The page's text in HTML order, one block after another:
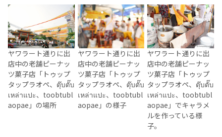
ヤワラート通りに出
店中の老舗ピーナッ
ツ菓子店「トゥップ
タップラオペ、ตุ๊บตั๊บ
เหล่าแปะ、toobtubl
aopae」の場所
ヤワラート通りに出
店中の老舗ピーナッ
ツ菓子店「トゥップ
タップラオペ、ตุ๊บตั๊บ
เหล่าแปะ、toobtubl
aopae」の様子
ヤワラート通りに出
店中の老舗ピーナッ
ツ菓子店「トゥップ
タップラオペ、ตุ๊บตั๊บ
เหล่าแปะ、toobtubl
aopae」でキャラメ
ルを作っている様
子。